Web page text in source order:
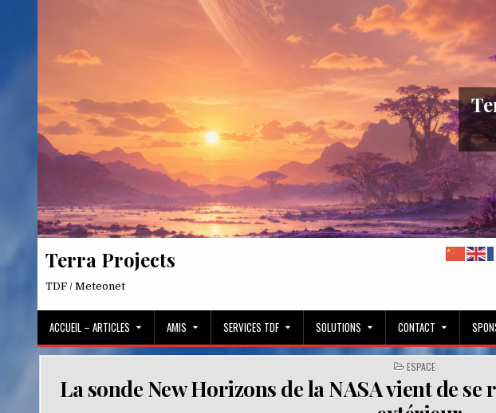
Terra Projects
TDF / Meteonet
ACCUEIL – ARTICLES AMIS SERVICES TDF SOLUTIONS CONTACT
POSTED
IN
ESPACE
La sonde New Horizons de la NASA vient de